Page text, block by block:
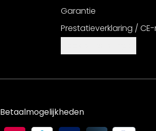
Garantie
Prestatieverklaring /
Betaalmogelijkheden